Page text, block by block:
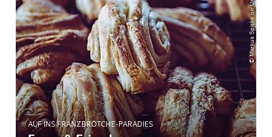
© Markus Spiske on Unsplash
AUF INS FRANZBRÖTCHE-PARADIES